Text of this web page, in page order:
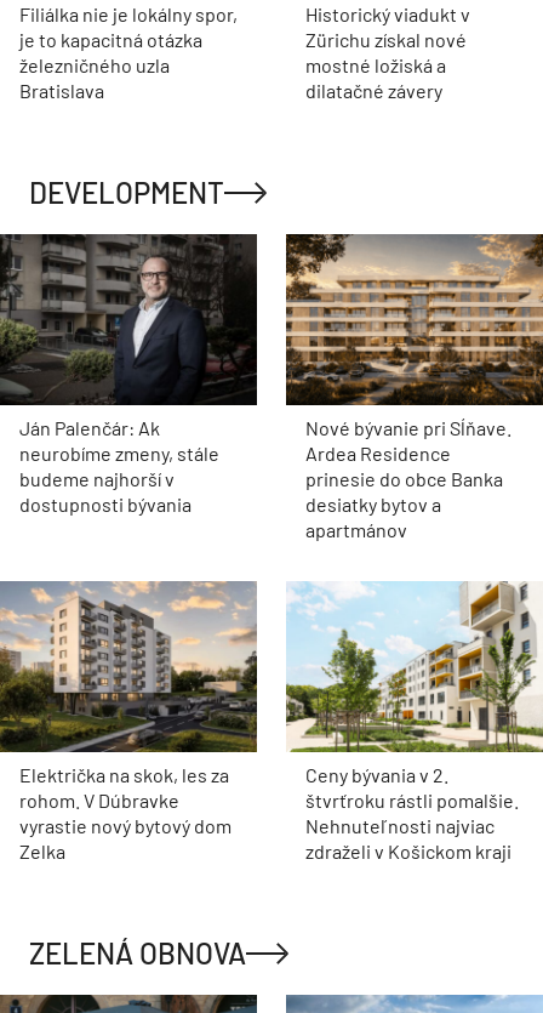
Filiálka nie je lokálny spor,
je to kapacitná otázka
železničného uzla
Bratislava
Historický viadukt v
Zürichu získal nové
mostné ložiská a
dilatačné závery
DEVELOPMENT
Ján Palenčár: Ak
neurobíme zmeny, stále
budeme najhorší v
dostupnosti bývania
Nové bývanie pri Sĺňave.
Ardea Residence
prinesie do obce Banka
desiatky bytov a
apartmánov
Električka na skok, les za
rohom. V Dúbravke
vyrastie nový bytový dom
Zelka
Ceny bývania v 2.
štvrťroku rástli pomalšie.
Nehnuteľnosti najviac
zdraželi v Košickom kraji
ZELENÁ OBNOVA